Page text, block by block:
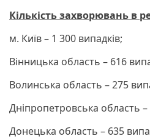
Кількість захворювань в
м. Київ – 1 300 випадків;
Вінницька область – 616
Волинська область – 275
Дніпропетровська область –
Донецька область – 635